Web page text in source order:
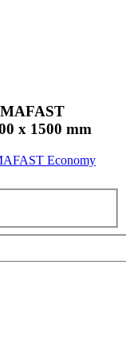
x 1500 mm
Economy